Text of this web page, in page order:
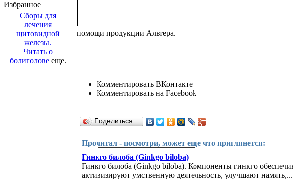
Избранное
Сборы для
лечения
щитовидной
железы.
Читать о
болиголовееще.
помощи продукции Альтера.
Комментировать ВКонтакте
Комментировать на Facebook
Поделиться…
Прочитал - посмотри, может еще что приглянется:
Гинкго билоба (Ginkgo biloba)
Гинкго билоба (Ginkgo biloba). Компоненты гинкго
активизируют умственную деятельность, улучшают